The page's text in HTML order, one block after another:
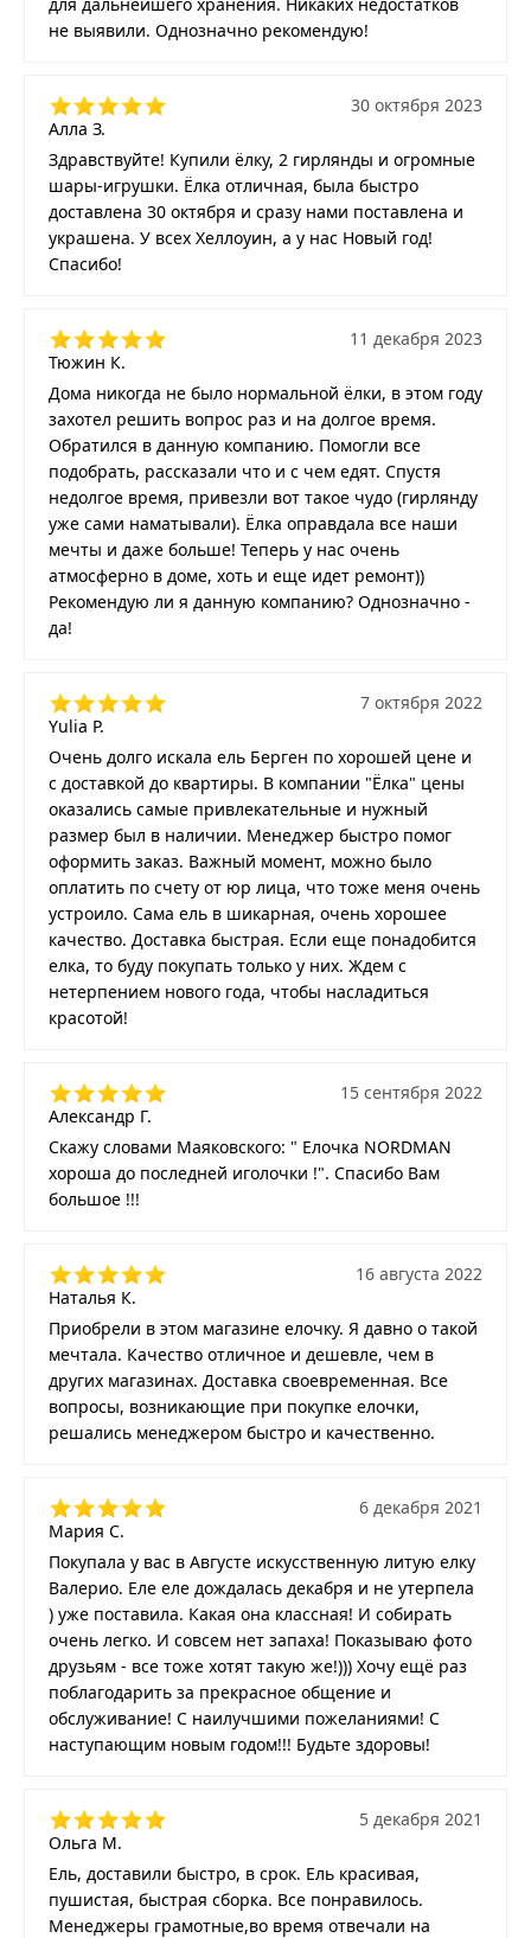
не выявили. Однозначно рекомендую!
Алла З.
30 октября 2023
Здравствуйте! Купили ёлку, 2 гирлянды и огромные
шары-игрушки. Ёлка отличная, была быстро
доставлена 30 октября и сразу нами поставлена и
украшена. У всех Хеллоуин, а у нас Новый год!
Спасибо!
Тюжин К.
11 декабря 2023
Дома никогда не было нормальной ёлки, в этом году
захотел решить вопрос раз и на долгое время.
Обратился в данную компанию. Помогли все
подобрать, рассказали что и с чем едят. Спустя
недолгое время, привезли вот такое чудо (гирлянду
уже сами наматывали). Ёлка оправдала все наши
мечты и даже больше! Теперь у нас очень
атмосферно в доме, хоть и еще идет ремонт))
Рекомендую ли я данную компанию? Однозначно -
да!
Yulia P.
7 октября 2022
Очень долго искала ель Берген по хорошей цене и
с доставкой до квартиры. В компании "Ёлка" цены
оказались самые привлекательные и нужный
размер был в наличии. Менеджер быстро помог
оформить заказ. Важный момент, можно было
оплатить по счету от юр лица, что тоже меня очень
устроило. Сама ель в шикарная, очень хорошее
качество. Доставка быстрая. Если еще понадобится
елка, то буду покупать только у них. Ждем с
нетерпением нового года, чтобы насладиться
красотой!
Александр Г.
15 сентября 2022
Скажу словами Маяковского: " Елочка NORDMAN
хороша до последней иголочки !". Спасибо Вам
большое !!!
Наталья К.
16 августа 2022
Приобрели в этом магазине елочку. Я давно о такой
мечтала. Качество отличное и дешевле, чем в
других магазинах. Доставка своевременная. Все
вопросы, возникающие при покупке елочки,
решались менеджером быстро и качественно.
Мария С.
6 декабря 2021
Покупала у вас в Августе искусственную литую елку
Валерио. Еле еле дождалась декабря и не утерпела
) уже поставила. Какая она классная! И собирать
очень легко. И совсем нет запаха! Показываю фото
друзьям - все тоже хотят такую же!))) Хочу ещё раз
поблагодарить за прекрасное общение и
обслуживание! С наилучшими пожеланиями! С
наступающим новым годом!!! Будьте здоровы!
Ольга М.
5 декабря 2021
Ель, доставили быстро, в срок. Ель красивая,
пушистая, быстрая сборка. Все понравилось.
Менеджеры грамотные,во время отвечали на